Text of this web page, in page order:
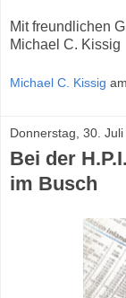
Mit freundlichen
Michael C. Kissig
Michael C. Kissig am
Donnerstag, 30.
Bei der
im Busch